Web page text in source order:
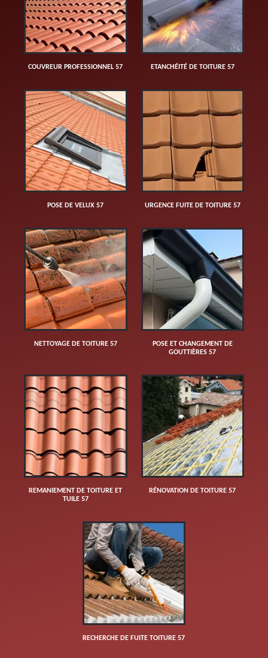
COUVREUR PROFESSIONNEL 57 ETANCHÉITÉ DE TOITURE 57
POSE DE VELUX 57 URGENCE FUITE DE TOITURE 57
NETTOYAGE DE TOITURE 57
POSE ET CHANGEMENT DE
GOUTTIÈRES 57
REMANIEMENT DE TOITURE ET
TUILE 57
RÉNOVATION DE TOITURE 57
RECHERCHE DE FUITE TOITURE 57